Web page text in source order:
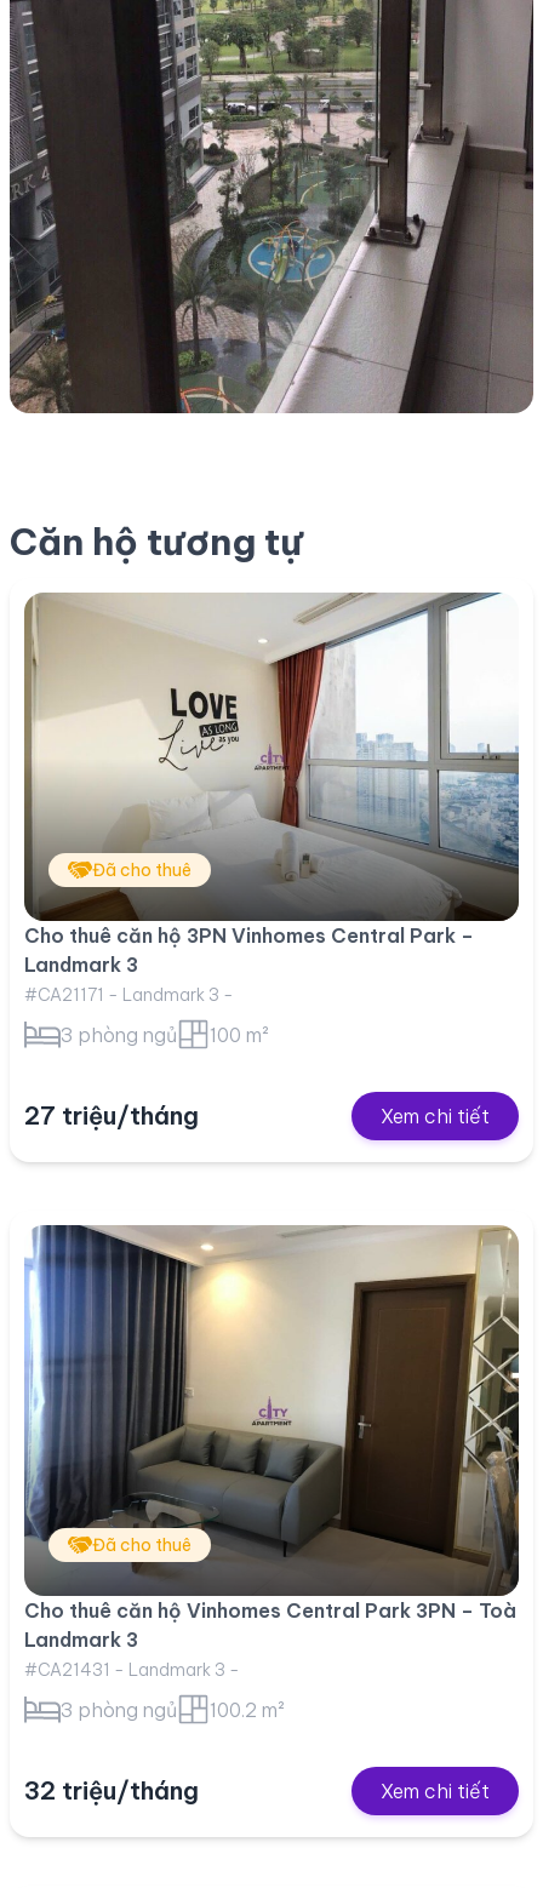
Căn hộ tương tự
Đã cho thuê
Cho thuê căn hộ 3PN Vinhomes Central Park –
Landmark 3
#CA21171 - Landmark 3 -
3 phòng ngủ 100 m²
27 triệu/tháng Xem chi tiết
Đã cho thuê
Cho thuê căn hộ Vinhomes Central Park 3PN – Toà
Landmark 3
#CA21431 - Landmark 3 -
3 phòng ngủ 100.2 m²
32 triệu/tháng Xem chi tiết